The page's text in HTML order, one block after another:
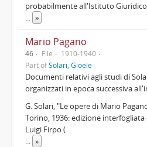
probabilmente all'Istituto
... »
Mario Pagano
46 File
1910-1940
Part ofSolari, Gioele
Documenti relativi agli studi di
organizzati in epoca successiva
G. Solari, "Le opere di Mario
Torino, 1936: edizione
Luigi Firpo (
... »